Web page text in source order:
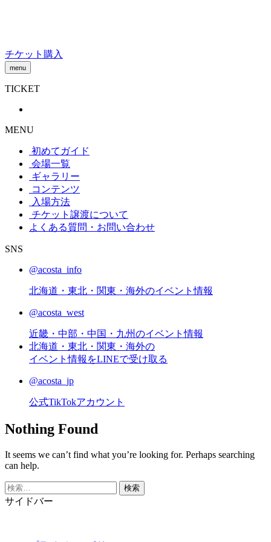
チケット購入
menu
TICKET
MENU
初めてガイド
会場一覧
ギャラリー
コンテンツ
入場方法
チケット譲渡について
よくある質問・お問い合わせ
SNS
@acosta_info
北海道・東北・関東・海外のイベント情報
@acosta_west
近畿・中部・中国・九州のイベント情報
北海道・東北・関東・海外の
イベント情報をLINEで受け取る
@acosta_jp
公式TikTokアカウント
Nothing Found
It seems we can’t find what you’re looking for. Perhaps searching
can help.
検
索:
サイドバー